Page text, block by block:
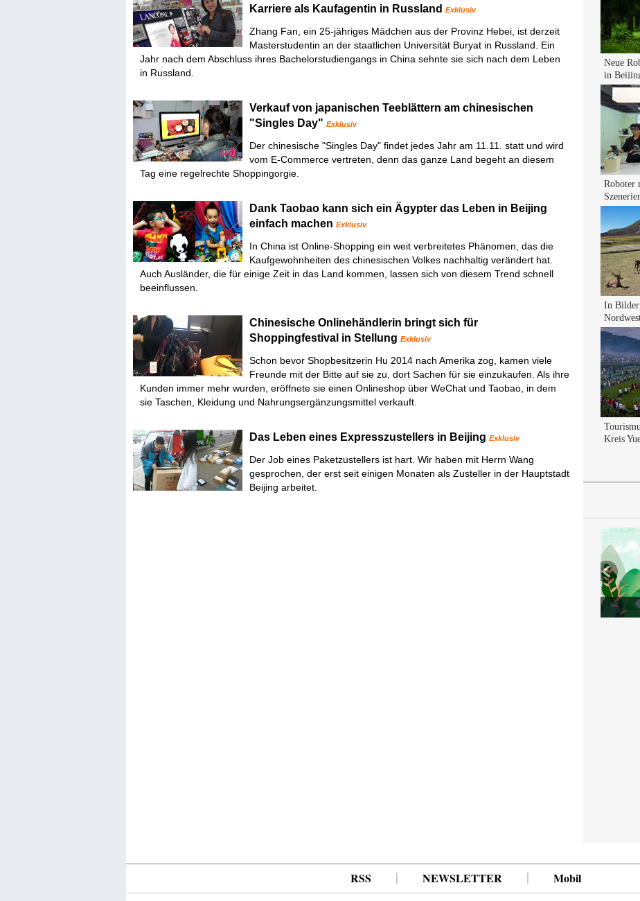
Karriere als Kaufagentin in Russland Exklusiv
Zhang Fan, ein 25-jähriges Mädchen aus der Provinz Hebei, ist derzeit
Masterstudentin an der staatlichen Universität Buryat in Russland. Ein
Jahr nach dem Abschluss ihres Bachelorstudiengangs in China sehnte sie sich nach dem Leben
in Russland.
Verkauf von japanischen Teeblättern am chinesischen
"Singles Day" Exklusiv
Der chinesische "Singles Day" findet jedes Jahr am 11.11. statt und wird
vom E-Commerce vertreten, denn das ganze Land begeht an diesem
Tag eine regelrechte Shoppingorgie.
Dank Taobao kann sich ein Ägypter das Leben in Beijing
einfach machen Exklusiv
In China ist Online-Shopping ein weit verbreitetes Phänomen, das die
Kaufgewohnheiten des chinesischen Volkes nachhaltig verändert hat.
Auch Ausländer, die für einige Zeit in das Land kommen, lassen sich von diesem Trend schnell
beeinflussen.
Chinesische Onlinehändlerin bringt sich für
Shoppingfestival in Stellung Exklusiv
Schon bevor Shopbesitzerin Hu 2014 nach Amerika zog, kamen viele
Freunde mit der Bitte auf sie zu, dort Sachen für sie einzukaufen. Als ihre
Kunden immer mehr wurden, eröffnete sie einen Onlineshop über WeChat und Taobao, in dem
sie Taschen, Kleidung und Nahrungsergänzungsmittel verkauft.
Das Leben eines Expresszustellers in Beijing Exklusiv
Der Job eines Paketzustellers ist hart. Wir haben mit Herrn Wang
gesprochen, der erst seit einigen Monaten als Zusteller in der Hauptstadt
Beijing arbeitet.